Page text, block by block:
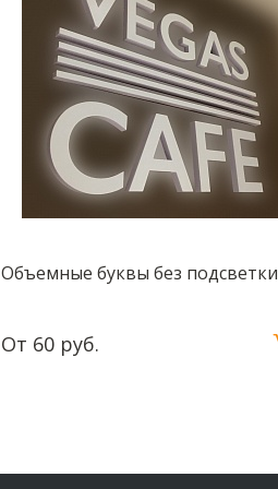
Объемные буквы без подсветки
От 60 руб.